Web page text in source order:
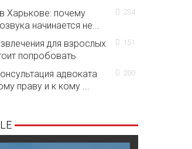
Харькове: почему
начинается не...
234
для взрослых
попробовать
151
адвоката
праву и к кому ...
200